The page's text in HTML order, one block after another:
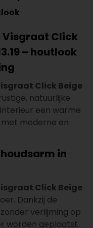
Visgraat Click
– houtlook
Click Beige
natuurlijke
een warme
moderne en
in
Click Beige
Dankzij de
verlijming op
worden geplaatst.